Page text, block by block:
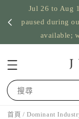
Jul 26 to Aug
paused during
available;
搜尋
首頁 / Dominant